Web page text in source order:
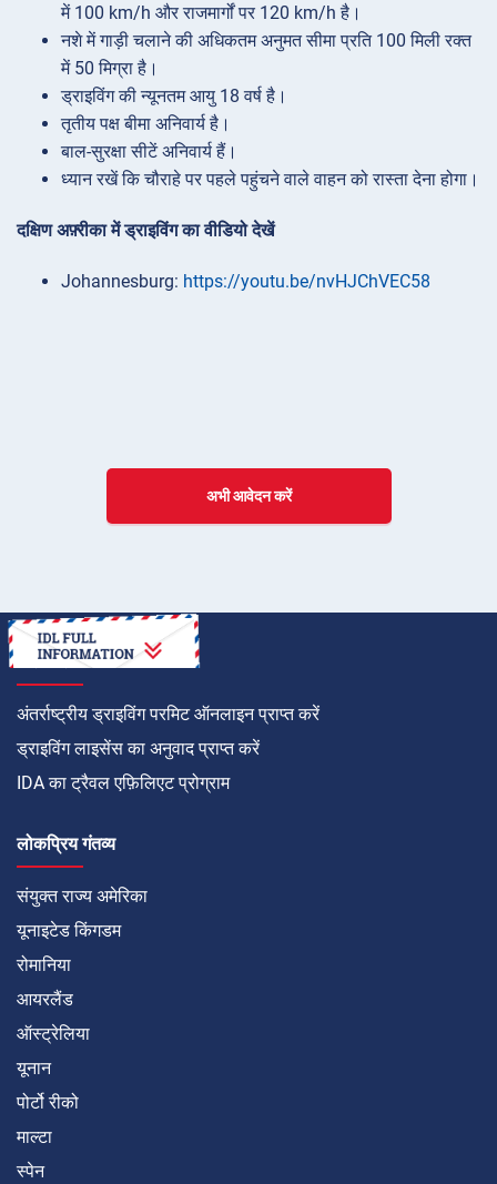
में 100 km/h और राजमार्गों पर 120 km/h है।
नशे में गाड़ी चलाने की अधिकतम अनुमत सीमा प्रति 100 मिली रक्त
में 50 मिग्रा है।
ड्राइविंग की न्यूनतम आयु 18 वर्ष है।
तृतीय पक्ष बीमा अनिवार्य है।
बाल-सुरक्षा सीटें अनिवार्य हैं।
ध्यान रखें कि चौराहे पर पहले पहुंचने वाले वाहन को रास्ता देना होगा।
दक्षिण अफ़्रीका में ड्राइविंग का वीडियो देखें
Johannesburg: https://youtu.be/nvHJChVEC58
अभी आवेदन करें
कैसे करें
अंतर्राष्ट्रीय ड्राइविंग परमिट ऑनलाइन प्राप्त करें
ड्राइविंग लाइसेंस का अनुवाद प्राप्त करें
IDA का ट्रैवल एफ़िलिएट प्रोग्राम
लोकप्रिय गंतव्य
संयुक्त राज्य अमेरिका
यूनाइटेड किंगडम
रोमानिया
आयरलैंड
ऑस्ट्रेलिया
यूनान
पोर्टो रीको
माल्टा
स्पेन